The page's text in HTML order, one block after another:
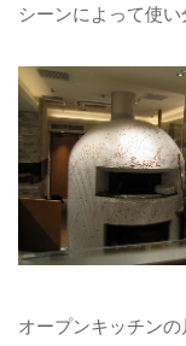
シーンによって使い
オープンキッチン